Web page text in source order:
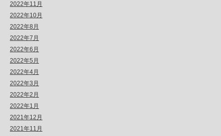
2022年11月
2022年10月
2022年8月
2022年7月
2022年6月
2022年5月
2022年4月
2022年3月
2022年2月
2022年1月
2021年12月
2021年11月